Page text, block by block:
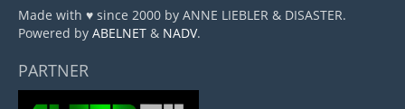
Made with ♥ since 2000 by ANNE LIEBLER & DISASTER.
Powered by ABELNET & NADV.
PARTNER